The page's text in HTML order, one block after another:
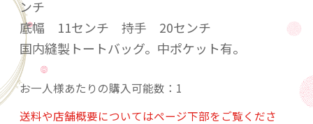
ンチ
底幅 11センチ 持手 20センチ
国内縫製トートバッグ。中ポケット有。
お一人様あたりの購入可能数：1
送料や店舗概要についてはページ下部をご覧くださ